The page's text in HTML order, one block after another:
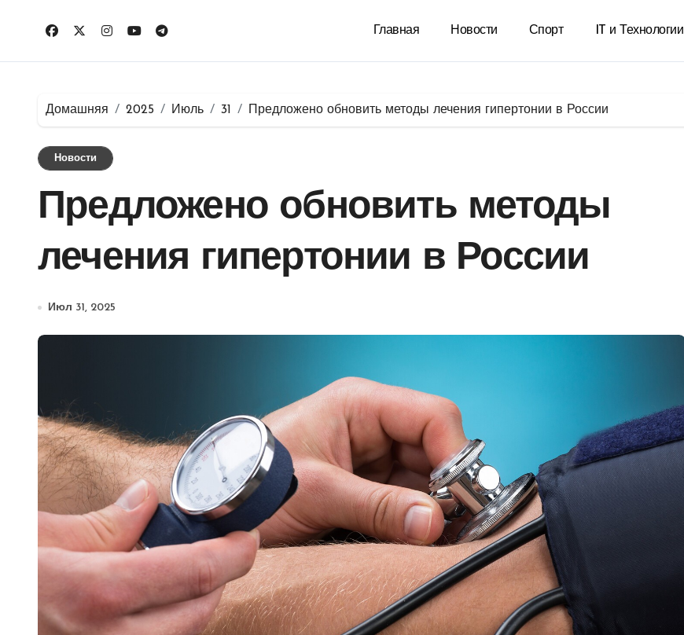
Главная Новости Спорт IT и Технологии
Домашняя 2025 Июль 31 Предложено обновить методы лечения гипертонии в России
Новости
Предложено обновить методы
лечения гипертонии в России
Июл 31, 2025